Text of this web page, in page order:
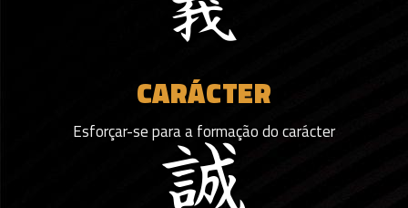
CARÁCTER
Esforçar-se para a formação do carácter